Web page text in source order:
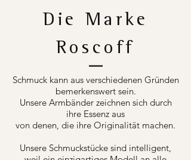
Die Marke
Roscoff
Schmuck kann aus verschiedenen Gründen
bemerkenswert sein.
Unsere Armbänder zeichnen sich durch
ihre Essenz aus
von denen, die ihre Originalität machen.
Unsere Schmuckstücke sind intelligent,